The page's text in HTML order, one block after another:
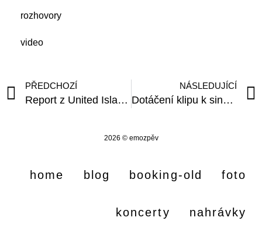
rozhovory
video
PŘEDCHOZÍ
Report z United Islands 2016 v Paláci Akropolis
NÁSLEDUJÍCÍ
Dotáčení klipu k singlu Po noži
2026 © emozpěv
home blog booking-old foto
koncerty nahrávky